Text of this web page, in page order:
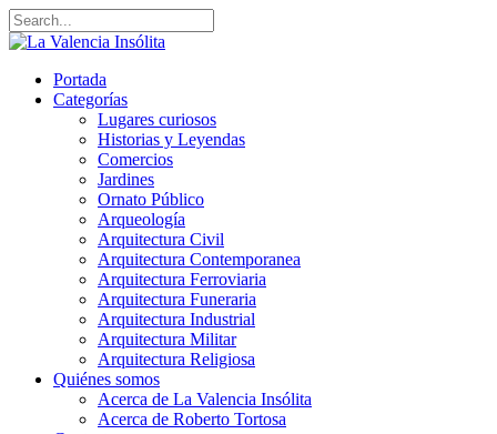
Portada
Categorías
Lugares curiosos
Historias y Leyendas
Comercios
Jardines
Ornato Público
Arqueología
Arquitectura Civil
Arquitectura Contemporanea
Arquitectura Ferroviaria
Arquitectura Funeraria
Arquitectura Industrial
Arquitectura Militar
Arquitectura Religiosa
Quiénes somos
Acerca de La Valencia Insólita
Acerca de Roberto Tortosa